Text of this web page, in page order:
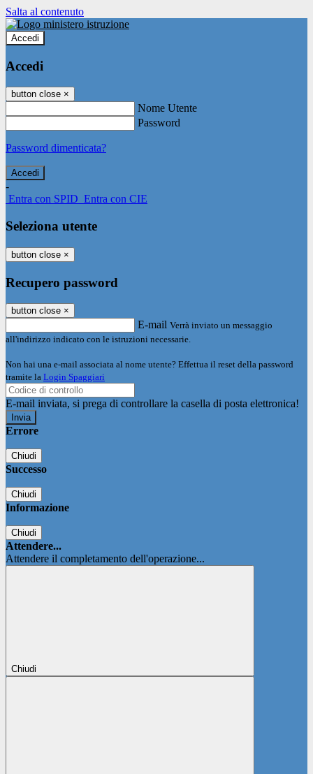
Salta al contenuto
Accedi
Accedi
button close ×
Nome Utente
Password
Password dimenticata?
-
Entra con SPID Entra con CIE
Seleziona utente
button close ×
Recupero password
button close ×
E-mail Verrà inviato un messaggio
all'indirizzo indicato con le istruzioni necessarie.
Non hai una e-mail associata al nome utente? Effettua il reset della password
tramite la Login Spaggiari
E-mail inviata, si prega di controllare la casella di posta elettronica!
Errore
Chiudi
Successo
Chiudi
Informazione
Chiudi
Attendere...
Attendere il completamento dell'operazione...
Chiudi